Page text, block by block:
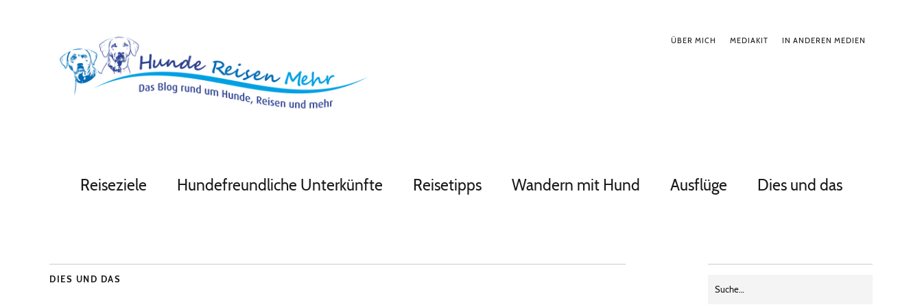
ÜBER MICH MEDIAKIT IN ANDEREN MEDIEN
Reiseziele Hundefreundliche Unterkünfte Reisetipps Wandern mit Hund Ausflüge Dies und das
DIES UND DAS